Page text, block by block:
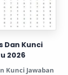
Dan Kunci
2026
Kunci Jawaban